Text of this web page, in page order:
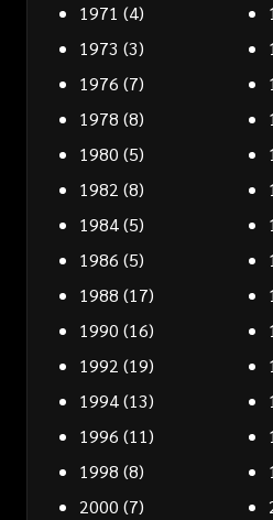
1971 (4)
1973 (3)
1976 (7)
1978 (8)
1980 (5)
1982 (8)
1984(5)
1986 (5)
1988 (17)
1990 (16)
1992 (19)
1994(13)
1996 (11)
1998 (8)
2000 (7)